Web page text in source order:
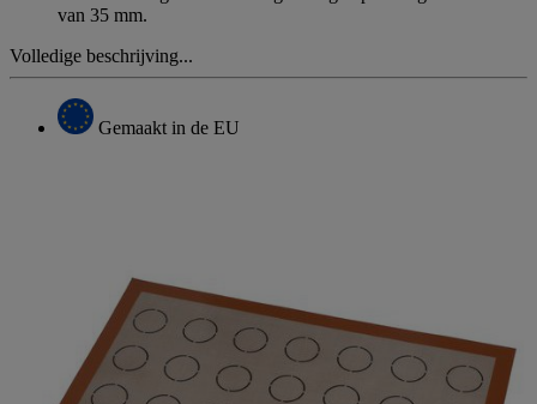
van 35 mm.
Volledige beschrijving...
Gemaakt in de EU